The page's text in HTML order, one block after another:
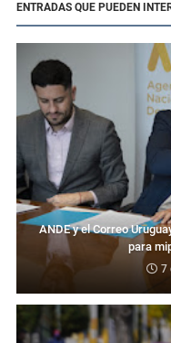
ENTRADAS QUE PUEDEN
ANDE y el Correo
para
7